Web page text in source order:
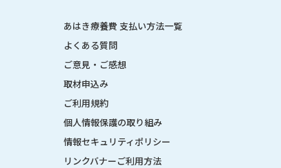
あはき療養費 支払い方法一覧
よくある質問
ご意見・ご感想
取材申込み
ご利用規約
個人情報保護の取り組み
情報セキュリティポリシー
リンクバナーご利用方法